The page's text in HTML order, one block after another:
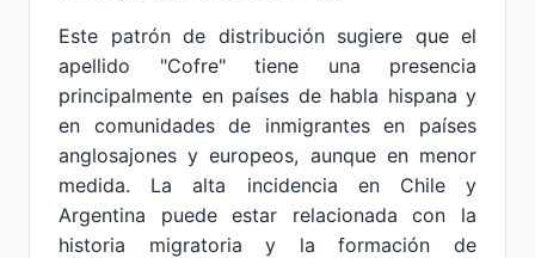
Este patrón de distribución sugiere que el
apellido "Cofre" tiene una presencia
principalmente en países de habla hispana y
en comunidades de inmigrantes en países
anglosajones y europeos, aunque en menor
medida. La alta incidencia en Chile y
Argentina puede estar relacionada con la
historia migratoria y la formación de